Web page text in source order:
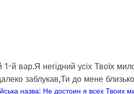
й вар.Я негідний усіх Твоїх
заблукав,Ти до мене
назва: Не достоин я всех Твоих